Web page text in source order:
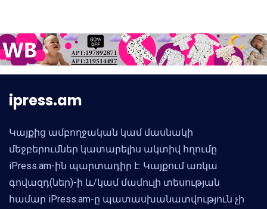
ipress.am
Կայքից ամբողջական կամ մասնակի
մեջբերումներ կատարելիս ակտիվ հղումը
iPress.am-ին պարտադիր է: Կայքում առկա
գովազդ(ներ)-ի և/կամ մամուլի տեսության
համար iPress.am-ը պատասխանատվություն չի